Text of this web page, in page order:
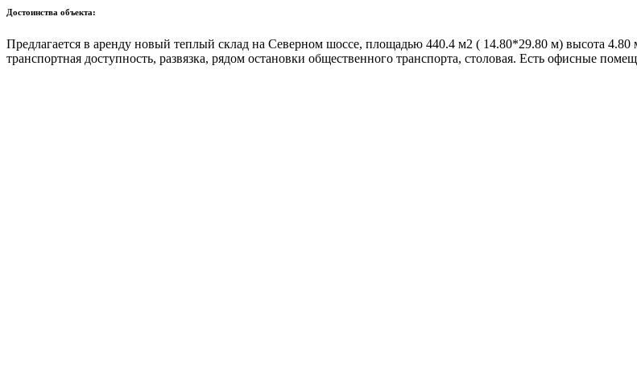
Достоинства объекта:
Предлагается в аренду новый теплый склад на Северном шоссе, площадью 440.4 м2 ( 14.80*29.80 м) высота
транспортная доступность, развязка, рядом остановки общественного транспорта, столовая. Есть офисные